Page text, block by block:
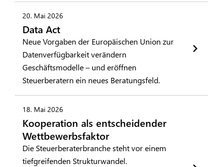
20. Mai 2026
Data Act
Neue Vorgaben der Europäischen Union zur
Datenverfügbarkeit verändern
Geschäftsmodelle – und eröffnen
Steuerberatern ein neues Beratungsfeld.
18. Mai 2026
Kooperation als entscheidender
Wettbewerbsfaktor
Die Steuerberaterbranche steht vor einem
tiefgreifenden Strukturwandel.